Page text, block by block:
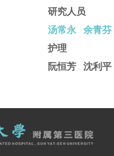
研究人员
汤常永
余青芬
护理
阮恒芳 沈利